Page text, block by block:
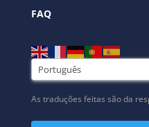
FAQ
As traduções feitas são da